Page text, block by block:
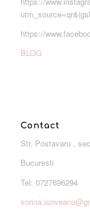
https://
BLOG
Contact
Str. Postavaru ,
Bucuresti
Tel: 0727696294